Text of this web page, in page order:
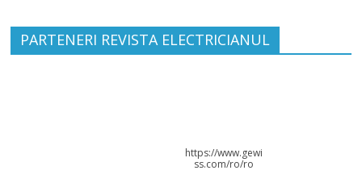
PARTENERI REVISTA ELECTRICIANUL
https://www.gewi
ss.com/ro/ro